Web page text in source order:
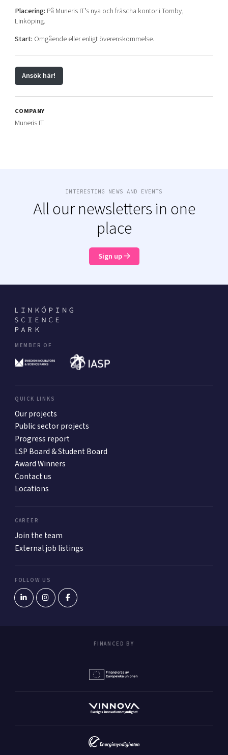
Placering: På Muneris IT’s nya och fräscha kontor i Tornby,
Linköping.
Start: Omgående eller enligt överenskommelse.
Ansök här!
COMPANY
Muneris IT
INTERESTING NEWS AND EVENTS
All our newsletters in one
place
Sign up
MEMBER OF
QUICK LINKS
Our projects
Public sector projects
Progress report
LSP Board & Student Board
Award Winners
Contact us
Locations
CAREER
Join the team
External job listings
FOLLOW US
FINANCED BY